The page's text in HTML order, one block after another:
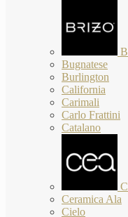
Bugnatese
Burlington
California
Carimali
Carlo Frattini
Catalano
Ceramica Ala
Cielo